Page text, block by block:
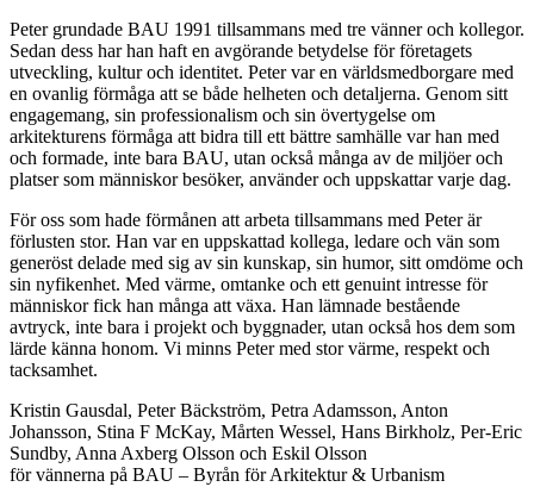
Peter grundade BAU 1991 tillsammans med tre vänner och kollegor.
Sedan dess har han haft en avgörande betydelse för företagets
utveckling, kultur och identitet. Peter var en världsmedborgare med
en ovanlig förmåga att se både helheten och detaljerna. Genom sitt
engagemang, sin professionalism och sin övertygelse om
arkitekturens förmåga att bidra till ett bättre samhälle var han med
och formade, inte bara BAU, utan också många av de miljöer och
platser som människor besöker, använder och uppskattar varje dag.
För oss som hade förmånen att arbeta tillsammans med Peter är
förlusten stor. Han var en uppskattad kollega, ledare och vän som
generöst delade med sig av sin kunskap, sin humor, sitt omdöme och
sin nyfikenhet. Med värme, omtanke och ett genuint intresse för
människor fick han många att växa. Han lämnade bestående
avtryck, inte bara i projekt och byggnader, utan också hos dem som
lärde känna honom. Vi minns Peter med stor värme, respekt och
tacksamhet.
Kristin Gausdal, Peter Bäckström, Petra Adamsson, Anton
Johansson, Stina F McKay, Mårten Wessel, Hans Birkholz, Per-Eric
Sundby, Anna Axberg Olsson och Eskil Olsson
för vännerna på BAU – Byrån för Arkitektur & Urbanism